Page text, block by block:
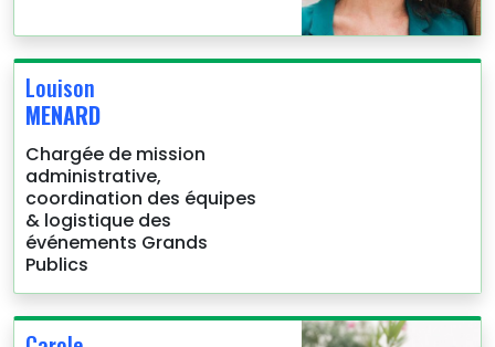
Louison
MENARD
Chargée de mission
administrative,
coordination des équipes
& logistique des
événements Grands
Publics